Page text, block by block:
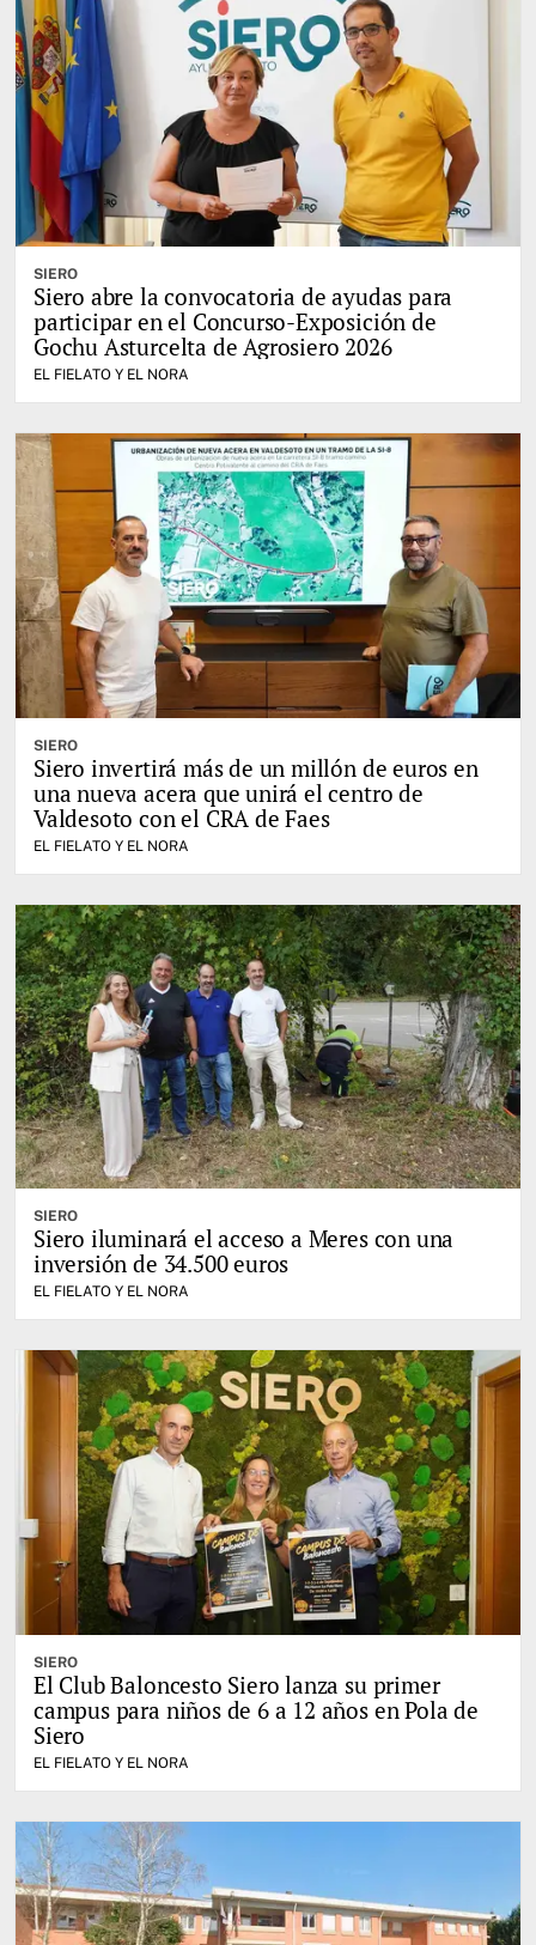
SIERO
Siero abre la convocatoria de ayudas para
participar en el Concurso-Exposición de
Gochu Asturcelta de Agrosiero 2026
EL FIELATO Y EL NORA
SIERO
Siero invertirá más de un millón de euros en
una nueva acera que unirá el centro de
Valdesoto con el CRA de Faes
EL FIELATO Y EL NORA
SIERO
Siero iluminará el acceso a Meres con una
inversión de 34.500 euros
EL FIELATO Y EL NORA
SIERO
El Club Baloncesto Siero lanza su primer
campus para niños de 6 a 12 años en Pola de
Siero
EL FIELATO Y EL NORA